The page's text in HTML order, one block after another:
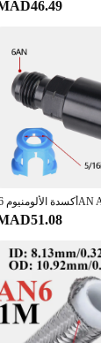
Quick